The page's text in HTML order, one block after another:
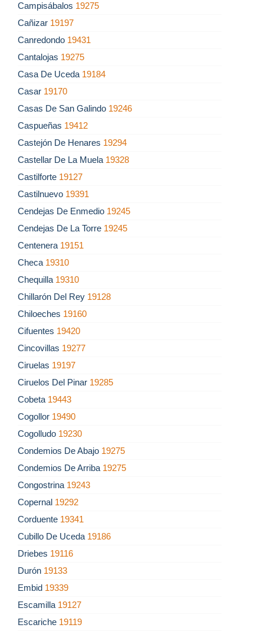
Campisábalos 19275
Cañizar 19197
Canredondo 19431
Cantalojas 19275
Casa De Uceda 19184
Casar 19170
Casas De San Galindo 19246
Caspueñas 19412
Castejón De Henares 19294
Castellar De La Muela 19328
Castilforte 19127
Castilnuevo 19391
Cendejas De Enmedio 19245
Cendejas De La Torre 19245
Centenera 19151
Checa 19310
Chequilla 19310
Chillarón Del Rey 19128
Chiloeches 19160
Cifuentes 19420
Cincovillas 19277
Ciruelas 19197
Ciruelos Del Pinar 19285
Cobeta 19443
Cogollor 19490
Cogolludo 19230
Condemios De Abajo 19275
Condemios De Arriba 19275
Congostrina 19243
Copernal 19292
Corduente 19341
Cubillo De Uceda 19186
Driebes 19116
Durón 19133
Embid 19339
Escamilla 19127
Escariche 19119